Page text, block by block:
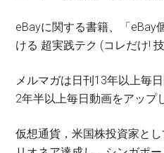
eBayに関する書籍、「eBay
ける 超実践テク (コレだけ!
メルマガは日刊13年以上毎
2年半以上毎日動画をアップ
仮想通貨，米国株投資家と